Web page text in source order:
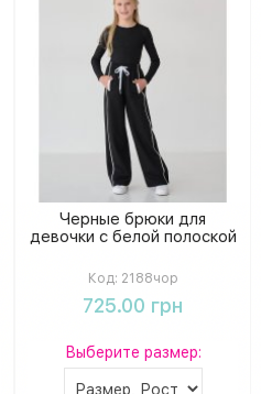
Черные брюки для
девочки с белой полоской
Код: 2188чор
725.00 грн
Выберите размер: